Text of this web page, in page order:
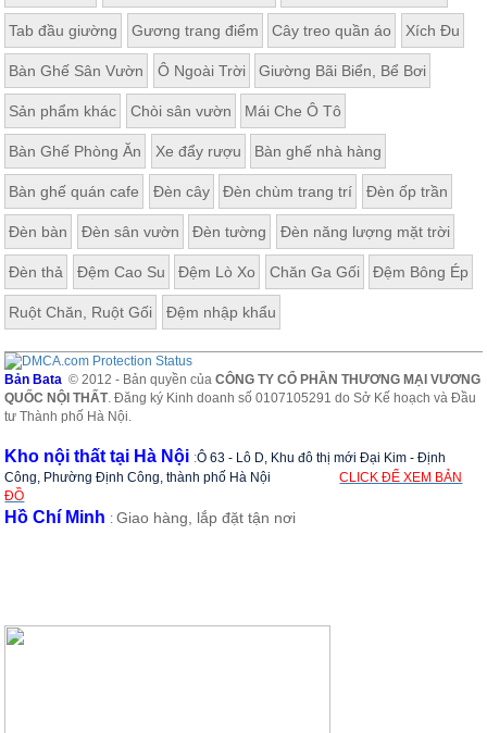
Tab đầu giường Gương trang điểm Cây treo quần áo Xích Đu
Bàn Ghế Sân Vườn Ô Ngoài Trời Giường Bãi Biển, Bể Bơi
Sản phẩm khác Chòi sân vườn Mái Che Ô Tô
Bàn Ghế Phòng Ăn Xe đẩy rượu Bàn ghế nhà hàng
Bàn ghế quán cafe Đèn cây Đèn chùm trang trí Đèn ốp trần
Đèn bàn Đèn sân vườn Đèn tường Đèn năng lượng mặt trời
Đèn thả Đệm Cao Su Đệm Lò Xo Chăn Ga Gối Đệm Bông Ép
Ruột Chăn, Ruột Gối Đệm nhập khẩu
Bản Bata © 2012 - Bản quyền củaCÔNG TY CỔ PHẦN THƯƠNG MẠI VƯƠNG
QUỐC NỘI THẤT. Đăng ký Kinh doanh số 0107105291 do Sở Kế hoạch và Đầu
tư Thành phố Hà Nội.
Kho nội thất tại Hà Nội :Ô 63 - Lô D, Khu đô thị mới Đại Kim - Định
Công, Phường Định Công, thành phố Hà Nội
CLICK ĐỂ XEM BẢN
ĐỒ
Hồ Chí Minh :Giao hàng, lắp đặt tận nơi